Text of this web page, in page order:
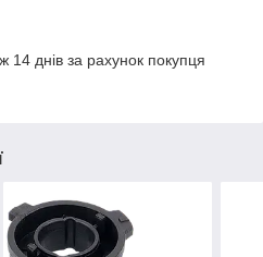
днів за рахунок покупця